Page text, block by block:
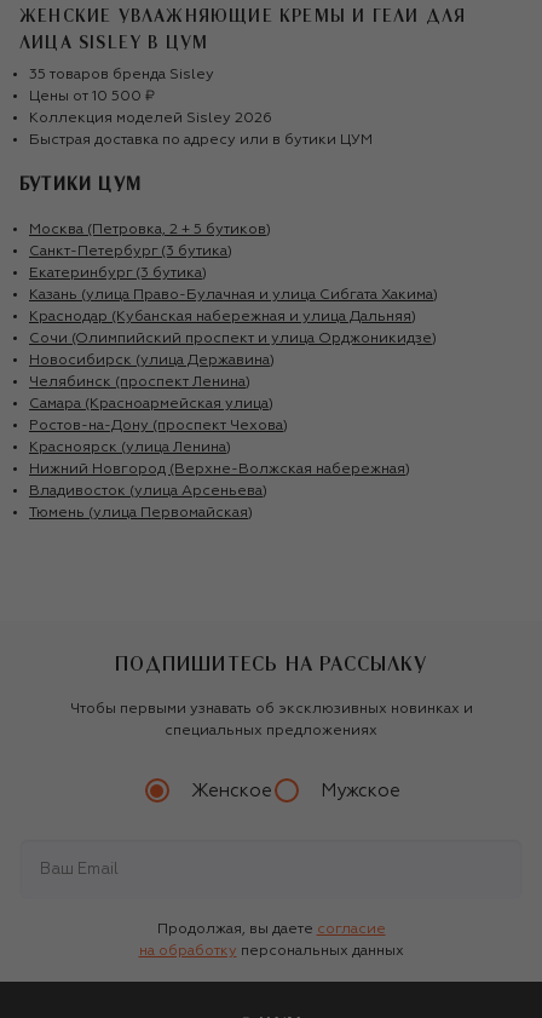
ЖЕНСКИЕ УВЛАЖНЯЮЩИЕ КРЕМЫ И ГЕЛИ ДЛЯ
ЛИЦА SISLEY
В ЦУМ
35 товаров бренда Sisley
Цены от 10 500 ₽
Коллекция моделей Sisley 2026
Быстрая доставка по адресу или в бутики ЦУМ
БУТИКИ ЦУМ
Москва (Петровка, 2 + 5 бутиков)
Санкт-Петербург (3 бутика)
Екатеринбург (3 бутика)
Казань (улица Право-Булачная и улица Сибгата Хакима)
Краснодар (Кубанская набережная и улица Дальняя)
Сочи (Олимпийский проспект и улица Орджоникидзе)
Новосибирск (улица Державина)
Челябинск (проспект Ленина)
Самара (Красноармейская улица)
Ростов-на-Дону (проспект Чехова)
Красноярск (улица Ленина)
Нижний Новгород (Верхне-Волжская набережная)
Владивосток (улица Арсеньева)
Тюмень (улица Первомайская)
ПОДПИШИТЕСЬ НА РАССЫЛКУ
Чтобы первыми узнавать об эксклюзивных новинках и
специальных предложениях
Женское Мужское
Продолжая, вы даете согласие
на обработку персональных данных